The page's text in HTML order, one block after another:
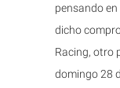
pensando
dicho
Racing, otro
domingo 28